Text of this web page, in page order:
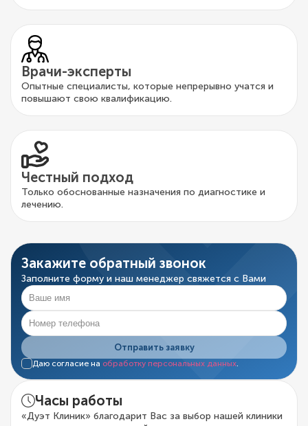
Врачи-эксперты
Опытные специалисты, которые непрерывно учатся и
повышают свою квалификацию.
Честный подход
Только обоснованные назначения по диагностике и
лечению.
Закажите обратный звонок
Заполните форму и наш менеджер свяжется с Вами
Отправить заявку
Даю согласие на обработку персональных данных.
Часы работы
«Дуэт Клиник» благодарит Вас за выбор нашей клиники